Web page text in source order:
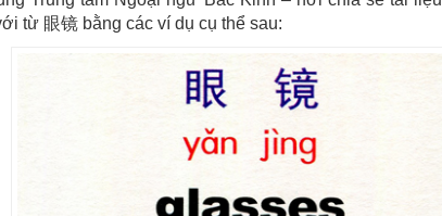
từ 眼镜 bằng các ví dụ cụ thể sau: